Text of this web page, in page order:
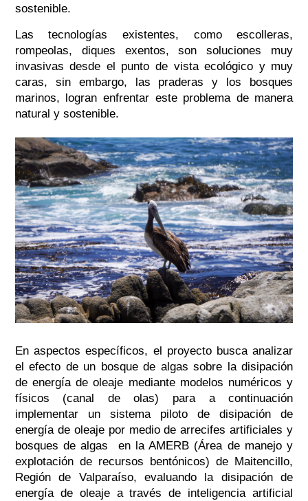
sostenible.
Las tecnologías existentes, como escolleras,
rompeolas, diques exentos, son soluciones muy
invasivas desde el punto de vista ecológico y muy
caras, sin embargo, las praderas y los bosques
marinos, logran enfrentar este problema de manera
natural y sostenible.
En aspectos específicos, el proyecto busca analizar
el efecto de un bosque de algas sobre la disipación
de energía de oleaje mediante modelos numéricos y
físicos (canal de olas) para a continuación
implementar un sistema piloto de disipación de
energía de oleaje por medio de arrecifes artificiales y
bosques de algas en la AMERB (Área de manejo y
explotación de recursos bentónicos) de Maitencillo,
Región de Valparaíso, evaluando la disipación de
energía de oleaje a través de inteligencia artificial